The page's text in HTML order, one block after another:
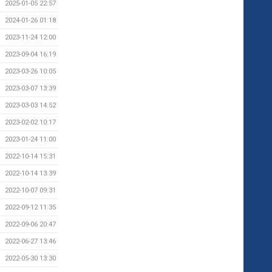
2025-01-05 22:57
2024-01-26 01:18
2023-11-24 12:00
2023-09-04 16:19
2023-03-26 10:05
2023-03-07 13:39
2023-03-03 14:52
2023-02-02 10:17
2023-01-24 11:00
2022-10-14 15:31
2022-10-14 13:39
2022-10-07 09:31
2022-09-12 11:35
2022-09-06 20:47
2022-06-27 13:46
2022-05-30 13:30